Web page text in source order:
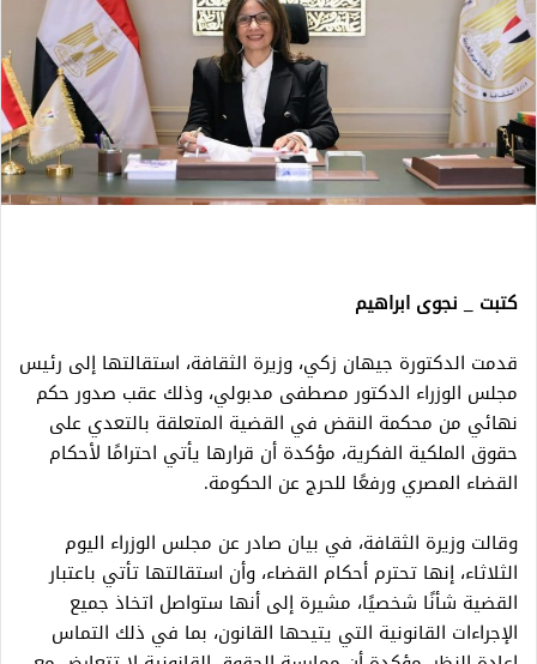
كتبت _ نجوى ابراهيم
قدمت الدكتورة جيهان زكي، وزيرة الثقافة، استقالتها إلى رئيس
مجلس الوزراء الدكتور مصطفى مدبولي، وذلك عقب صدور حكم
نهائي من محكمة النقض في القضية المتعلقة بالتعدي على
حقوق الملكية الفكرية، مؤكدة أن قرارها يأتي احترامًا لأحكام
القضاء المصري ورفعًا للحرج عن الحكومة.
وقالت وزيرة الثقافة، في بيان صادر عن مجلس الوزراء اليوم
الثلاثاء، إنها تحترم أحكام القضاء، وأن استقالتها تأتي باعتبار
القضية شأنًا شخصيًا، مشيرة إلى أنها ستواصل اتخاذ جميع
الإجراءات القانونية التي يتيحها القانون، بما في ذلك التماس